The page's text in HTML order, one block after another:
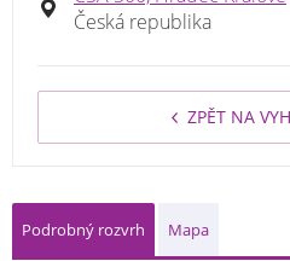
Česká republika
ZPĚT NA
Podrobný rozvrh Mapa